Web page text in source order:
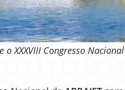
XXXVIII Congresso Nacional